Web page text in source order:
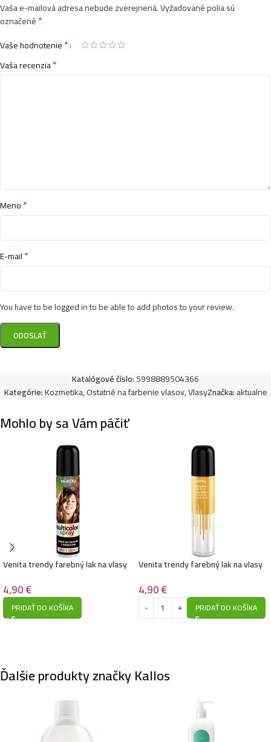
Vaša e-mailová adresa nebude zverejnená.Vyžadované polia sú
označené*
Vaše hodnotenie*
Vaša recenzia*
Meno*
E-mail*
You have to be logged in to be able to add photos to your review.
Katalógové číslo:5998889504366
Kategórie:Kozmetika,Ostatné na farbenie vlasov,VlasyZnačka:aktualne
Mohlo by sa Vám páčiť
Venita trendy farebný lak na vlasy
4,90€
PRIDAŤ DO KOŠÍKA
Venita trendy farebný lak na vlasy
4,90€
PRIDAŤ DO KOŠÍKA
Ďalšie produkty značky Kallos